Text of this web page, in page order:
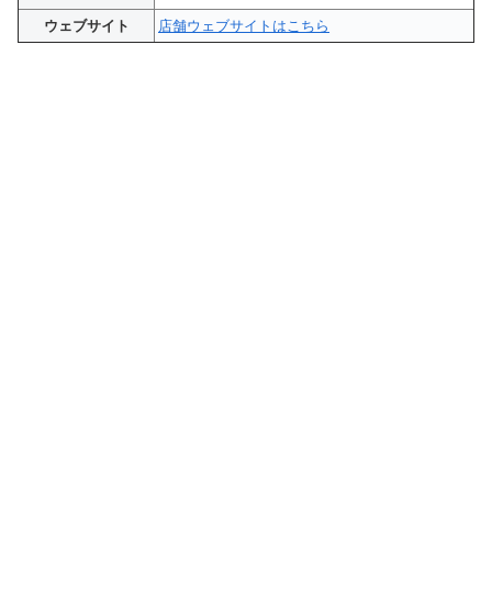
ウェブサイト
店舗ウェブサイトはこちら